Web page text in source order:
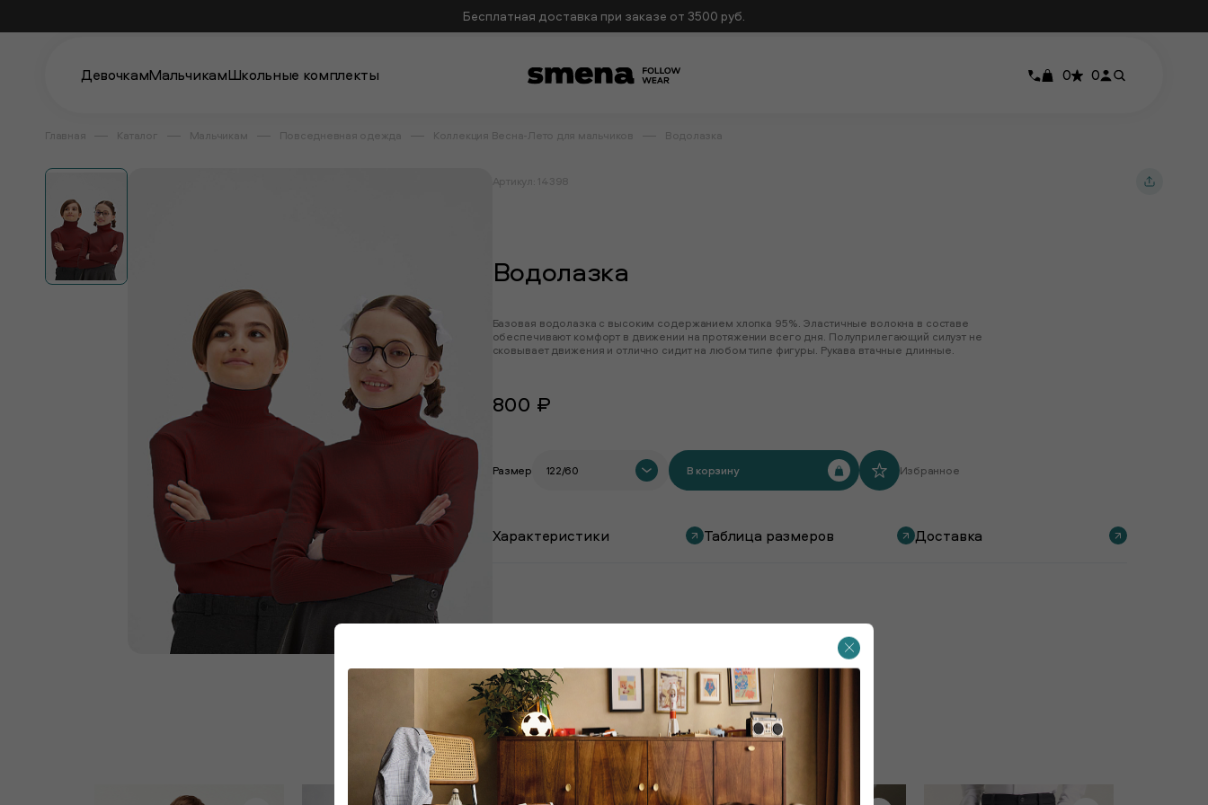
Бесплатная доставка при заказе от 3500 руб.
ДевочкамМальчикамШкольные комплекты 0 0
Главная Каталог Мальчикам Повседневная одежда Коллекция Весна-Лето для мальчиков Водолазка
Артикул: 14398
Водолазка
Базовая водолазка с высоким содержанием хлопка 95%. Эластичные волокна в составе
обеспечивают комфорт в движении на протяжении всего дня. Полуприлегающий силуэт не
сковывает движения и отлично сидит на любом типе фигуры. Рукава втачные длинные.
800 ₽
Размер 122/60 В корзину Избранное
Характеристики Таблица размеров Доставка
Покупают вместе с этим товаром